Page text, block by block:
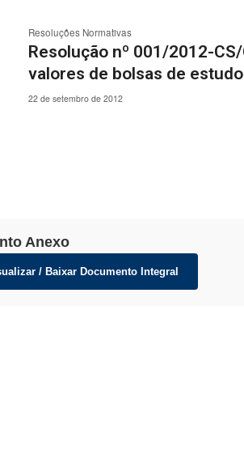
Resoluções Normativas
Resolução nº 001/2012-
valores de bolsas de
22 de setembro de 2012
Anexo
/ Baixar Documento Integral